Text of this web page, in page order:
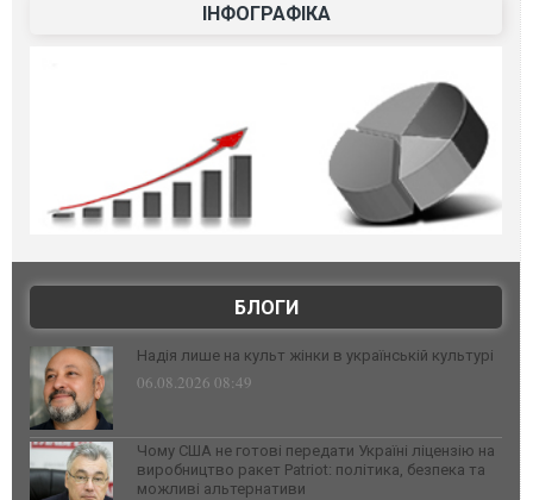
ІНФОГРАФІКА
БЛОГИ
Надія лише на культ жінки в українській культурі
06.08.2026 08:49
Чому США не готові передати Україні ліцензію на
виробництво ракет Patriot: політика, безпека та
можливі альтернативи